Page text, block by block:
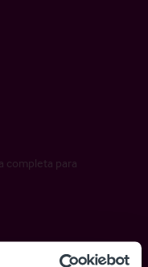
completa para